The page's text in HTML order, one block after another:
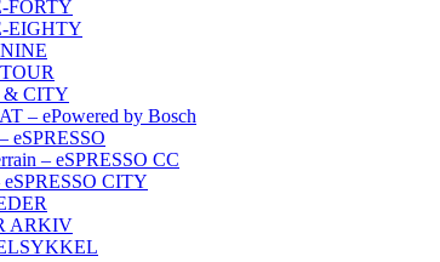
FORTY
EIGHTY
CITY
– ePowered by Bosch
eSPRESSO
– eSPRESSO CC
CITY
ARKIV